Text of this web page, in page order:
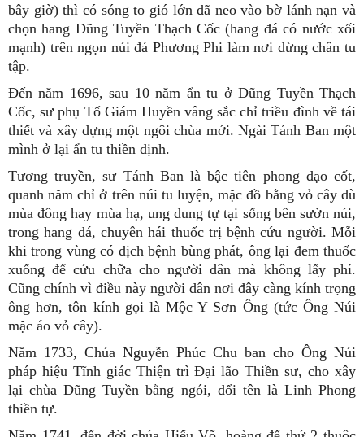
bây giờ) thì có sóng to gió lớn đã neo vào bờ lánh nạn và
chọn hang Dũng Tuyền Thạch Cốc (hang đá có nước xối
mạnh) trên ngọn núi đá Phương Phi làm nơi dừng chân tu
tập.
Đến năm 1696, sau 10 năm ẩn tu ở Dũng Tuyền Thạch
Cốc, sư phụ Tổ Giám Huyền vâng sắc chỉ triều đình về tái
thiết và xây dựng một ngôi chùa mới. Ngài Tánh Ban một
mình ở lại ẩn tu thiền định.
Tương truyền, sư Tánh Ban là bậc tiên phong đạo cốt,
quanh năm chỉ ở trên núi tu luyện, mặc đồ bằng vỏ cây dù
mùa đông hay mùa hạ, ung dung tự tại sống bên sườn núi,
trong hang đá, chuyên hái thuốc trị bệnh cứu người. Mỗi
khi trong vùng có dịch bệnh bùng phát, ông lại đem thuốc
xuống để cứu chữa cho người dân mà không lấy phí.
Cũng chính vì điều này người dân nơi đây càng kính trọng
ông hơn, tôn kính gọi là Mộc Y Sơn Ông (tức Ông Núi
mặc áo vỏ cây).
Năm 1733, Chúa Nguyễn Phúc Chu ban cho Ông Núi
pháp hiệu Tĩnh giác Thiện trì Đại lão Thiền sư, cho xây
lại chùa Dũng Tuyền bằng ngói, đổi tên là Linh Phong
thiền tự.